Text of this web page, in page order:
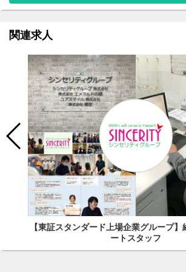
関連求人
【東証スタンダード上場企業グループ
ートスタッフ